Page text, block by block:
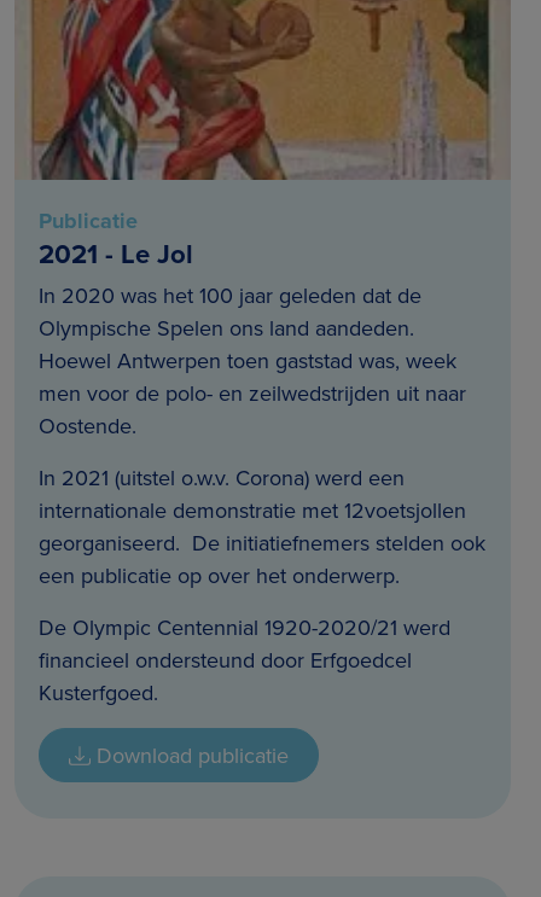
Publicatie
2021 - Le Jol
In 2020 was het 100 jaar geleden dat de
Olympische Spelen ons land aandeden.
Hoewel Antwerpen toen gaststad was, week
men voor de polo- en zeilwedstrijden uit naar
Oostende.
In 2021 (uitstel o.w.v. Corona) werd een
internationale demonstratie met 12voetsjollen
georganiseerd. De initiatiefnemers stelden ook
een publicatie op over het onderwerp.
De Olympic Centennial 1920-2020/21 werd
financieel ondersteund door Erfgoedcel
Kusterfgoed.
Download publicatie